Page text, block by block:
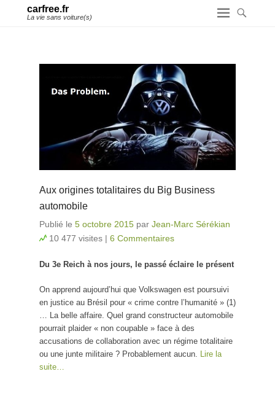
carfree.fr
La vie sans voiture(s)
Aux origines totalitaires du Big Business
automobile
Publié le 5 octobre 2015 par Jean-Marc Sérékian
10 477 visites | 6 Commentaires
Du 3e Reich à nos jours, le passé éclaire le présent
On apprend aujourd’hui que Volkswagen est poursuivi
en justice au Brésil pour « crime contre l’humanité » (1)
… La belle affaire. Quel grand constructeur automobile
pourrait plaider « non coupable » face à des
accusations de collaboration avec un régime totalitaire
ou une junte militaire ? Probablement aucun.
Lire la
suite…